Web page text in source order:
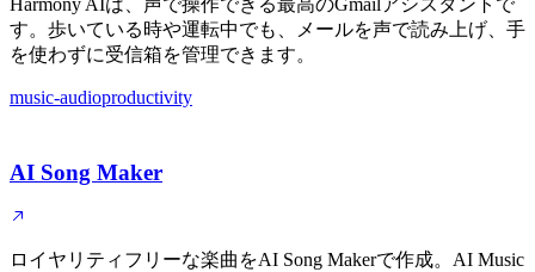
す。歩いている時や運転中でも、メールを声で読み上げ、手
を使わずに受信箱を管理できます。
music-audioproductivity
AI Song Maker
ロイヤリティフリーな楽曲をAI Song Makerで作成。AI Music